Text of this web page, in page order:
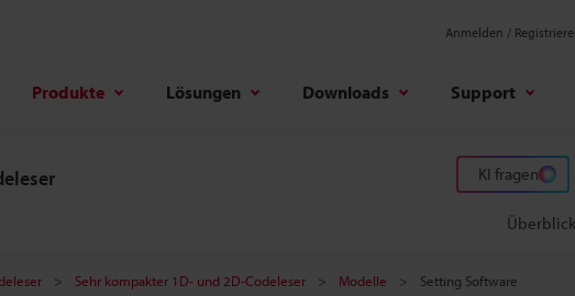
Anmelden /
Produkte Lösungen Downloads Support
KI fragen
Überblick
Sehr kompakter 1D- und 2D-Codeleser Modelle Setting Software